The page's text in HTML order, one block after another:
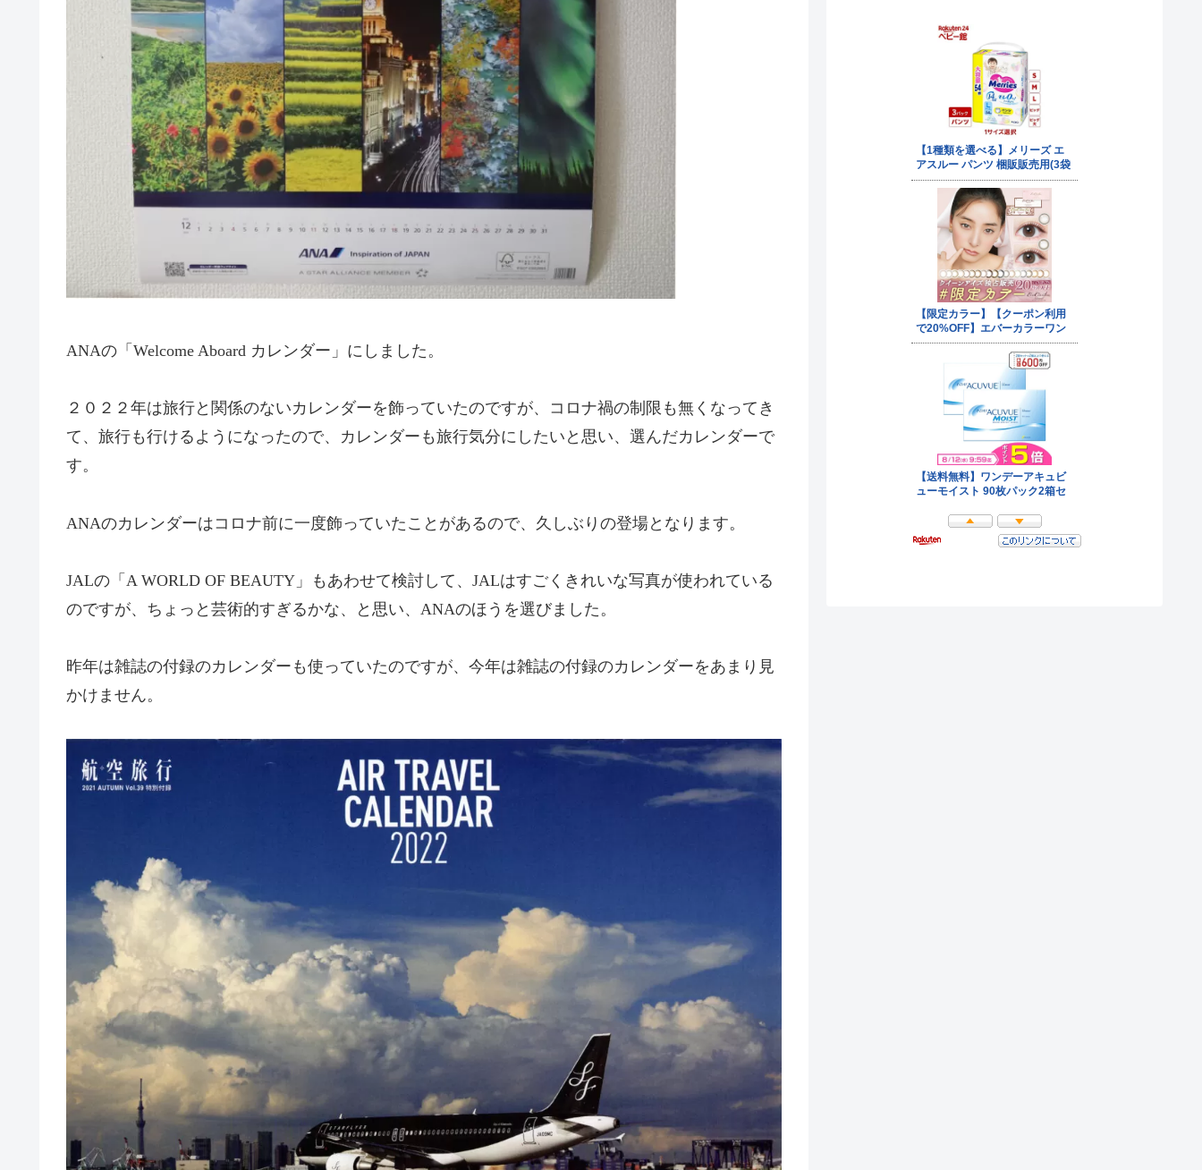
ANAの「Welcome Aboard カレンダー」にしました。
２０２２年は旅行と関係のないカレンダーを飾っていたのですが、コロナ禍の制限も無くなってき
て、旅行も行けるようになったので、カレンダーも旅行気分にしたいと思い、選んだカレンダーで
す。
ANAのカレンダーはコロナ前に一度飾っていたことがあるので、久しぶりの登場となります。
JALの「A WORLD OF BEAUTY」もあわせて検討して、JALはすごくきれいな写真が使われている
のですが、ちょっと芸術的すぎるかな、と思い、ANAのほうを選びました。
昨年は雑誌の付録のカレンダーも使っていたのですが、今年は雑誌の付録のカレンダーをあまり見
かけません。